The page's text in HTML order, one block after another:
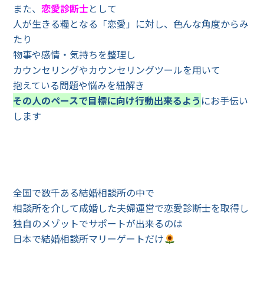
また、恋愛診断士として
人が生きる糧となる「恋愛」に対し、色んな角度からみ
たり
物事や感情・気持ちを整理し
カウンセリングやカウンセリングツールを用いて
抱えている問題や悩みを紐解き
その人のペースで目標に向け行動出来るよう にお手伝い
します
全国で数千ある結婚相談所の中で
相談所を介して成婚した夫婦運営で恋愛診断士を取得し
独自のメゾットでサポートが出来るのは
日本で結婚相談所マリーゲートだけ